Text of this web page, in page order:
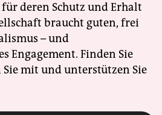
deren Schutz und Erhalt
braucht guten, frei
– und
Engagement. Finden Sie
Sie mit und unterstützen Sie